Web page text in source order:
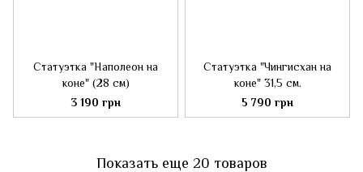
Статуэтка "Наполеон на
коне" (28 см)
3 190 грн
Статуэтка "Чингисхан на
коне" 31,5 см.
5 790 грн
Показать еще 20 товаров